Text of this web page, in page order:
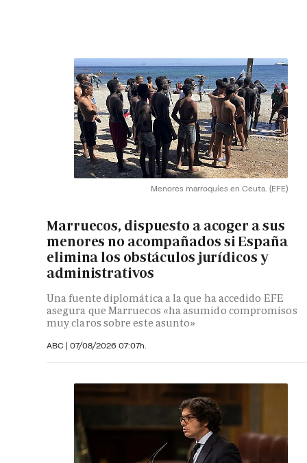
Menores marroquíes en Ceuta. (EFE)
Marruecos, dispuesto a acoger a sus
menores no acompañados si España
elimina los obstáculos jurídicos y
administrativos
Una fuente diplomática a la que ha accedido EFE
asegura que Marruecos «ha asumido compromisos
muy claros sobre este asunto»
ABC | 07/08/2026 07:07h.